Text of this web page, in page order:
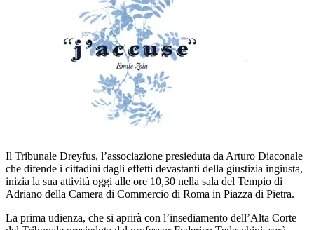
Il Tribunale Dreyfus, l’associazione presieduta da Arturo Diaconale
che difende i cittadini dagli effetti devastanti della giustizia ingiusta,
inizia la sua attività oggi alle ore 10,30 nella sala del Tempio di
Adriano della Camera di Commercio di Roma in Piazza di Pietra.
La prima udienza, che si aprirà con l’insediamento dell’Alta Corte